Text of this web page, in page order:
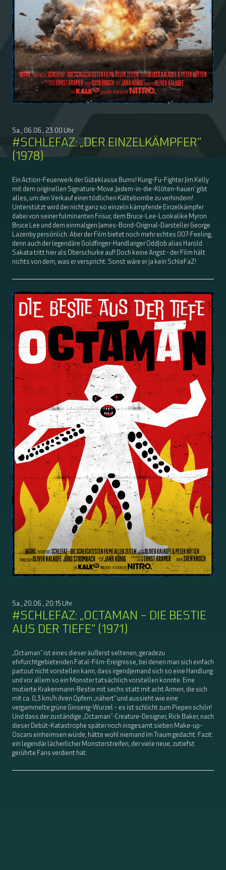
Sa., 06.06., 23:00 Uhr
#SCHLEFAZ: „DER EINZELKÄMPFER“
(1978)
Ein Action-Feuerwerk der Güteklasse Bums! Kung-Fu-Fighter Jim Kelly
mit dem originellen Signature-Move ‚Jedem-in-die-Klöten-hauen' gibt
alles, um den Verkauf einer tödlichen Kältebombe zu verhindern!
Unterstützt wird der nicht ganz so einzeln kämpfende Einzelkämpfer
dabei von seiner fulminanten Frisur, dem Bruce-Lee-Lookalike Myron
Bruce Lee und dem einmaligen James-Bond-Original-Darsteller George
Lazenby persönlich. Aber der Film bietet noch mehr echtes 007-Feeling,
denn auch der legendäre Goldfinger-Handlanger OddJob alias Harold
Sakata tritt hier als Oberschurke auf! Doch keine Angst - der Film hält
nichts von dem, was er verspricht. Sonst wäre er ja kein SchleFaZ!
Sa., 20.06., 20:15 Uhr
#SCHLEFAZ: „OCTAMAN – DIE BESTIE
AUS DER TIEFE“ (1971)
„Octaman“ ist eines dieser äußerst seltenen, geradezu
ehrfurchtgebietenden Fatal-Film-Ereignisse, bei denen man sich einfach
partout nicht vorstellen kann, dass irgendjemand sich so eine Handlung
und vor allem so ein Monster tatsächlich vorstellen konnte. Eine
mutierte Krakenmann-Bestie mit sechs statt mit acht Armen, die sich
mit ca. 0,3 km/h ihren Opfern „nähert“ und aussieht wie eine
vergammelte grüne Ginseng-Wurzel – es ist schlicht zum Piepen schön!
Und dass der zuständige „Octaman“-Creature-Designer, Rick Baker, nach
dieser Debüt-Katastrophe später noch insgesamt sieben Make-up-
Oscars einheimsen würde, hätte wohl niemand im Traum gedacht. Fazit:
ein legendär lächerlicher Monsterstreifen, der viele neue, zutiefst
gerührte Fans verdient hat.